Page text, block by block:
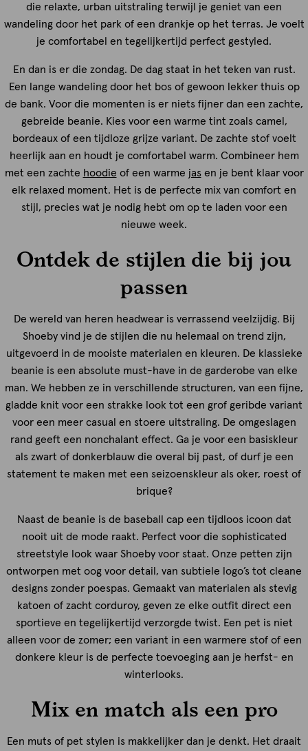
die relaxte, urban uitstraling terwijl je geniet van een
wandeling door het park of een drankje op het terras. Je voelt
je comfortabel en tegelijkertijd perfect gestyled.
En dan is er die zondag. De dag staat in het teken van rust.
Een lange wandeling door het bos of gewoon lekker thuis op
de bank. Voor die momenten is er niets fijner dan een zachte,
gebreide beanie. Kies voor een warme tint zoals camel,
bordeaux of een tijdloze grijze variant. De zachte stof voelt
heerlijk aan en houdt je comfortabel warm. Combineer hem
met een zachte hoodie of een warme jasen je bent klaar voor
elk relaxed moment. Het is de perfecte mix van comfort en
stijl, precies wat je nodig hebt om op te laden voor een
nieuwe week.
Ontdek de stijlen die bij jou
passen
De wereld van heren headwear is verrassend veelzijdig. Bij
Shoeby vind je de stijlen die nu helemaal on trend zijn,
uitgevoerd in de mooiste materialen en kleuren. De klassieke
beanie is een absolute must-have in de garderobe van elke
man. We hebben ze in verschillende structuren, van een fijne,
gladde knit voor een strakke look tot een grof geribde variant
voor een meer casual en stoere uitstraling. De omgeslagen
rand geeft een nonchalant effect. Ga je voor een basiskleur
als zwart of donkerblauw die overal bij past, of durf je een
statement te maken met een seizoenskleur als oker, roest of
brique?
Naast de beanie is de baseball cap een tijdloos icoon dat
nooit uit de mode raakt. Perfect voor die sophisticated
streetstyle look waar Shoeby voor staat. Onze petten zijn
ontworpen met oog voor detail, van subtiele logo’s tot cleane
designs zonder poespas. Gemaakt van materialen als stevig
katoen of zacht corduroy, geven ze elke outfit direct een
sportieve en tegelijkertijd verzorgde twist. Een pet is niet
alleen voor de zomer; een variant in een warmere stof of een
donkere kleur is de perfecte toevoeging aan je herfst- en
winterlooks.
Mix en match als een pro
Een muts of pet stylen is makkelijker dan je denkt. Het draait